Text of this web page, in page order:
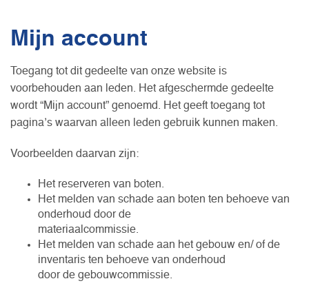
Mijn account
Toegang tot dit gedeelte van onze website is
voorbehouden aan leden. Het afgeschermde gedeelte
wordt “Mijn account” genoemd. Het geeft toegang tot
pagina’s waarvan alleen leden gebruik kunnen maken.
Voorbeelden daarvan zijn:
Het reserveren van boten.
Het melden van schade aan boten ten behoeve van
onderhoud door de
materiaalcommissie.
Het melden van schade aan het gebouw en/ of de
inventaris ten behoeve van onderhoud
door de gebouwcommissie.